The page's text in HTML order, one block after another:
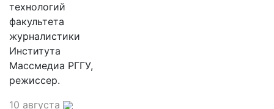
технологий
факультета
журналистики
Института
Массмедиа РГГУ,
режиссер.
10 августа